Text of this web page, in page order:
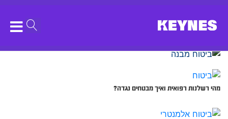
מהי רשלנות רפואית ואיך מבטחים נגדה?
לטובת מבנים שעלולים לקרוס